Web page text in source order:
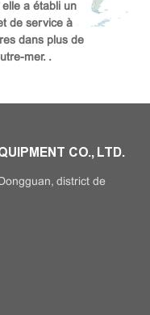
elle a établi un
de service à
dans plus de
mer. .
CO., LTD.
district de